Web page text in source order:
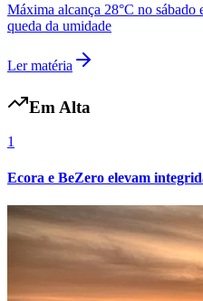
Máxima alcança 28°C no
queda da umidade
Ler matéria
Em Alta
1
Ecora e BeZero elevam